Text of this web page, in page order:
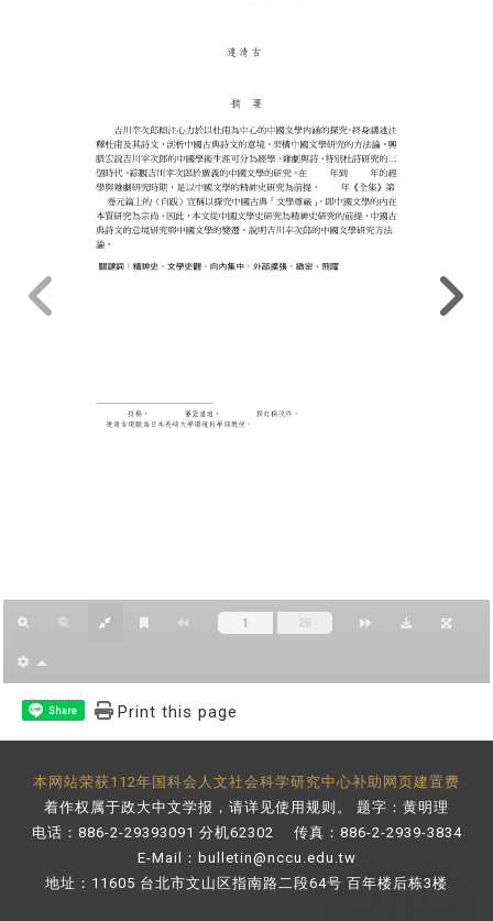
Share Print this page
本网站荣获112年国科会人文社会科学研究中心补助网页建置费
着作权属于政大中文学报，请详见使用规则 。 题字：黄明理
电话：886-2-29393091 分机62302 传真：886-2-2939-3834
E-Mail： bulletin@nccu.edu.tw
地址：11605 台北市文山区指南路二段64号 百年楼后栋3楼